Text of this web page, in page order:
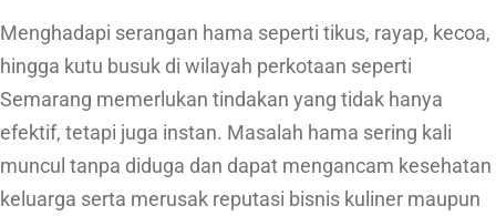
t
C
o
r
Menghadapi serangan hama seperti tikus, rayap, kecoa,
hingga kutu busuk di wilayah perkotaan seperti
Semarang memerlukan tindakan yang tidak hanya
efektif, tetapi juga instan. Masalah hama sering kali
muncul tanpa diduga dan dapat mengancam kesehatan
keluarga serta merusak reputasi bisnis kuliner maupun